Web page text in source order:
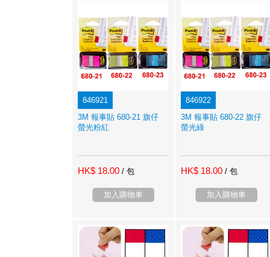
846921
3M 報事貼 680-21 旗仔
螢光粉紅
HK$ 18.00 / 包
加入購物車
846922
3M 報事貼 680-22 旗仔
螢光綠
HK$ 18.00 / 包
加入購物車